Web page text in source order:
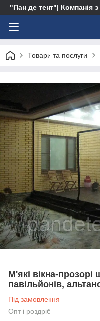
"Пан де тент"| Компанія з
Товари та послуги
М'які вікна-
павільйонів,
Під замовлення
Опт і роздріб